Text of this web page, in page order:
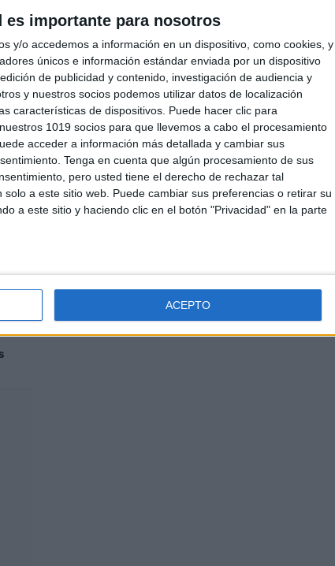
es importante para nosotros
y/o accedemos a información en un dispositivo, como cookies, y
únicos e información estándar enviada por un dispositivo
de publicidad y contenido, investigación de audiencia y
y nuestros socios podemos utilizar datos de localización
características de dispositivos. Puede hacer clic para
1019 socios para que llevemos a cabo el procesamiento
acceder a información más detallada y cambiar sus
Tenga en cuenta que algún procesamiento de sus
pero usted tiene el derecho de rechazar tal
a este sitio web. Puede cambiar sus preferencias o retirar su
a este sitio y haciendo clic en el botón "Privacidad" en la parte
ACEPTO